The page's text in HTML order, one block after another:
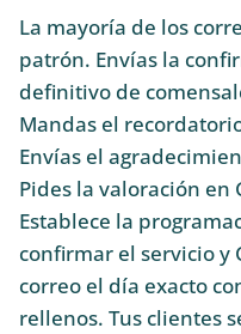
La mayoría de los
patrón. Envías la
definitivo de
Mandas el
Envías el
Pides la valoración en
Establece la
confirmar el servicio y
correo el día exacto
rellenos. Tus clientes